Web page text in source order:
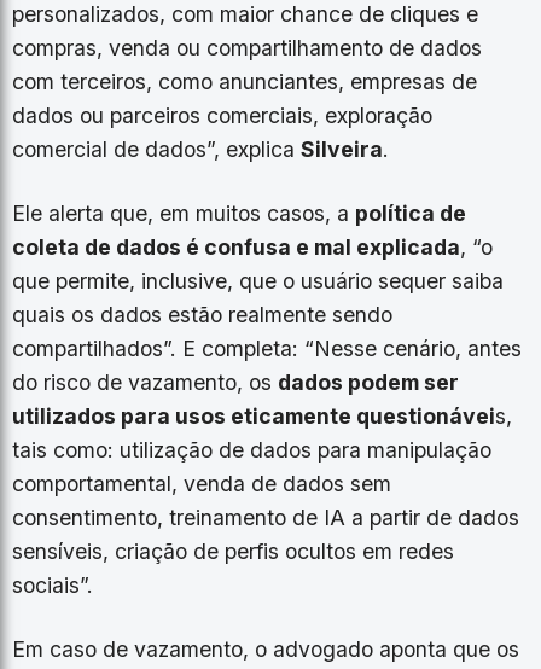
personalizados, com maior chance de cliques e
compras, venda ou compartilhamento de dados
com terceiros, como anunciantes, empresas de
dados ou parceiros comerciais, exploração
comercial de dados”, explica Silveira.
Ele alerta que, em muitos casos, a política de
coleta de dados é confusa e mal explicada, “o
que permite, inclusive, que o usuário sequer saiba
quais os dados estão realmente sendo
compartilhados”. E completa: “Nesse cenário, antes
do risco de vazamento, os dados podem ser
utilizados para usos eticamente questionáveis,
tais como: utilização de dados para manipulação
comportamental, venda de dados sem
consentimento, treinamento de IA a partir de dados
sensíveis, criação de perfis ocultos em redes
sociais”.
Em caso de vazamento, o advogado aponta que os